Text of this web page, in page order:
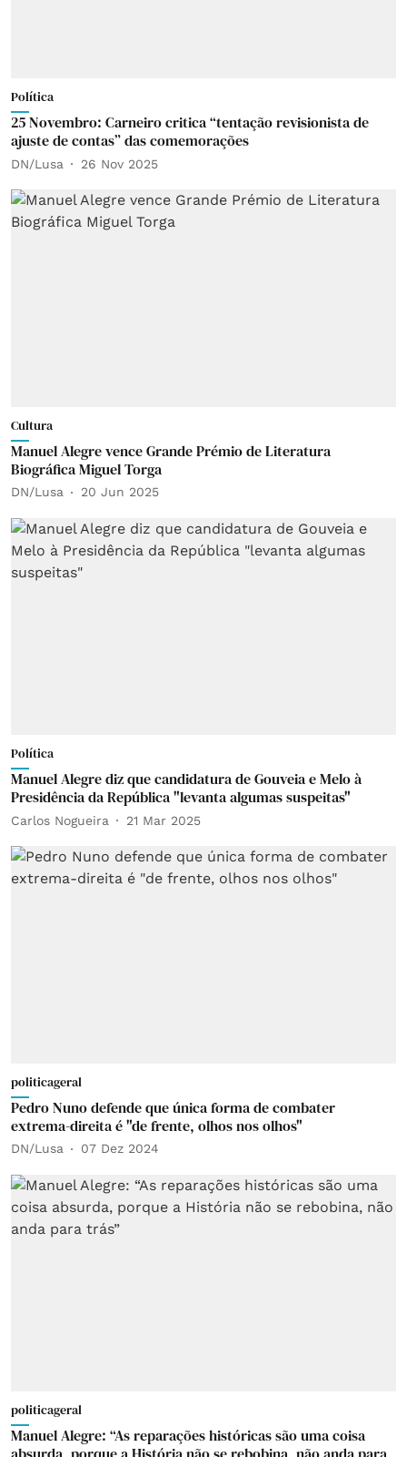
Política
25 Novembro: Carneiro critica “tentação revisionista de
ajuste de contas” das comemorações
DN/Lusa 26 Nov 2025
Cultura
Manuel Alegre vence Grande Prémio de Literatura
Biográfica Miguel Torga
DN/Lusa 20 Jun 2025
Política
Manuel Alegre diz que candidatura de Gouveia e Melo à
Presidência da República "levanta algumas suspeitas"
Carlos Nogueira 21 Mar 2025
politicageral
Pedro Nuno defende que única forma de combater
extrema-direita é "de frente, olhos nos olhos"
DN/Lusa 07 Dez 2024
politicageral
Manuel Alegre: “As reparações históricas são uma coisa